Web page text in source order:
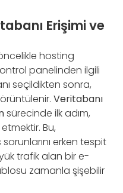
Erişimi ve
hosting
panelinden ilgili
seçildikten sonra,
Veritabanı
sürecinde ilk adım,
Bu,
erken tespit
trafik alan bir e-
zamanla şişebilir